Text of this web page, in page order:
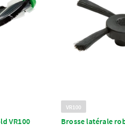
VR100
VR100
Brosse latérale